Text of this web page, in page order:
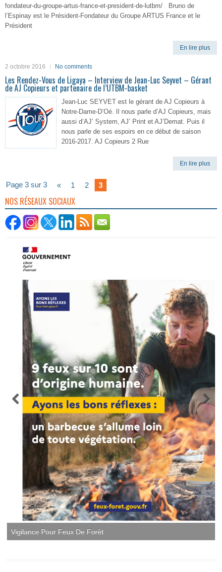
fondateur-du-groupe-artus-france-et-president-de-lutbm/ Bruno de
l’Espinay est le Président-Fondateur du Groupe ARTUS France et le
Président
En lire plus
2 octobre 2016 No comments
Les Rendez-Vous de Ligaya – Interview de Jean-Luc Seyvet – Gérant
de AJ Copieurs et partenaire de l’UTBM-basket
Jean-Luc SEYVET est le gérant de AJ Copieurs à
Notre-Dame-D’Oé. Il nous parle d’AJ Copieurs, mais
aussi d’AJ’ System, AJ’ Print et AJ’Demat. Puis il
nous parle de ses espoirs en ce début de saison
2016-2017. AJ Copieurs 2 Rue
En lire plus
Page 3 sur 3 « 1 2 3
NOS RÉSEAUX SOCIAUX